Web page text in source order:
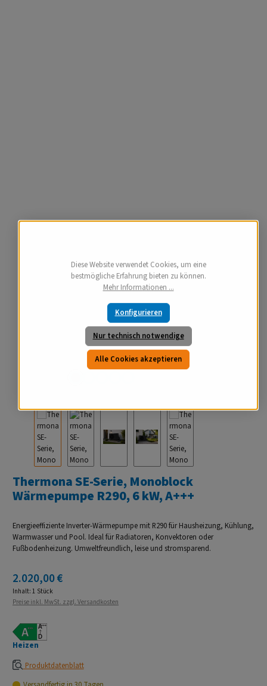
Thermona SE-Serie, Monoblock
Wärmepumpe R290, 6 kW, A+++
Energieeffiziente Inverter-Wärmepumpe mit R290 für Hausheizung, Kühlung,
Warmwasser und Pool. Ideal für Radiatoren, Konvektoren oder
Fußbodenheizung. Umweltfreundlich, leise und stromsparend.
Regulärer Preis:
2.020,00 €
Inhalt: 1 Stück
Preise inkl. MwSt. zzgl. Versandkosten
Heizen
Produktdatenblatt
Diese Website verwendet Cookies, um eine
bestmögliche Erfahrung bieten zu können.
Mehr Informationen ...
Nur technisch notwendige
Konfigurieren
Alle Cookies akzeptieren